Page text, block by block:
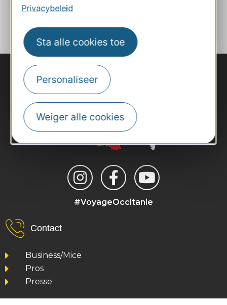
Privacybeleid
Sta alle cookies toe
Personaliseer
Weiger alle cookies
TOEVOEGEN
AAN NOTITIEBOEKJE
#VoyageOccitanie
Contact
Business/Mice
Pros
Presse